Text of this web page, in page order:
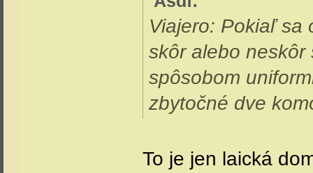
Viajero: Pokiaľ sa
skôr alebo
spôsobom
zbytočné dve
To je jen laická